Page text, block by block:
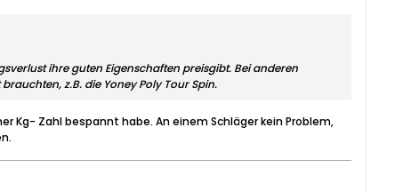
ihre guten Eigenschaften preisgibt. Bei anderen
z.B. die Yoney Poly Tour Spin.
Kg- Zahl bespannt habe. An einem Schläger kein Problem,